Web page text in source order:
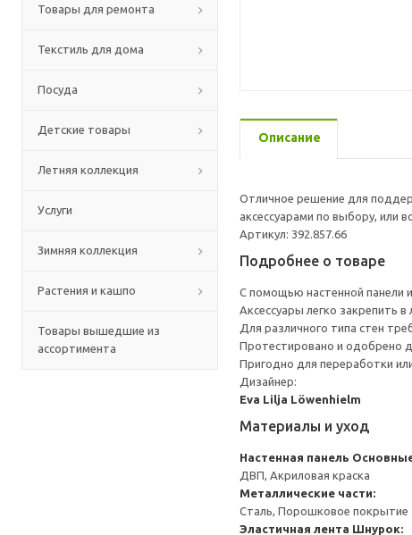
Товары для ремонта
Текстиль для дома
Посуда
Детские товары
Летняя коллекция
Услуги
Зимняя коллекция
Растения и кашпо
Товары вышедшие из
ассортимента
Описание
Отличное решение для
аксессуарами по выбору, или
Артикул: 392.857.66
Подробнее о товаре
С помощью настенной панели
Аксессуары легко закрепить
Для различного типа стен
Протестировано и одобрено
Пригодно для переработки
Дизайнер:
Eva Lilja Löwenhielm
Материалы и уход
Настенная панель
ДВП, Акриловая краска
Металлические части:
Сталь, Порошковое покрытие
Эластичная лента Шнурок: